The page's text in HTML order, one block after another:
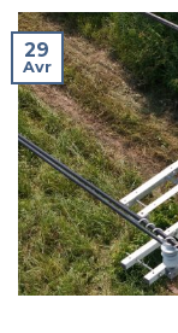
29
Avr